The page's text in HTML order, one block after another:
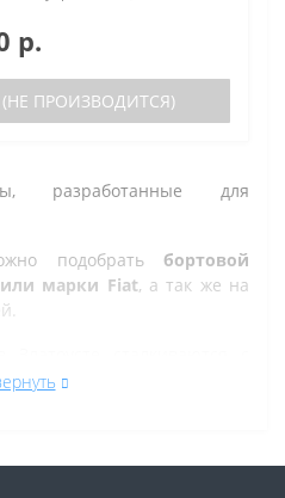
р.
ПРОИЗВОДИТСЯ)
разработанные для
подобрать бортовой
марки Fiat, а так же на
кодов ошибок автомобиля,